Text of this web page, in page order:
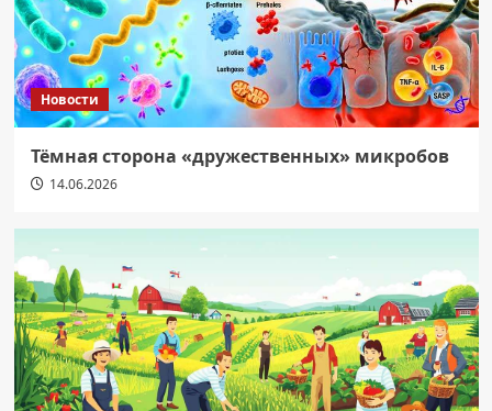
Новости
Тёмная сторона «дружественных» микробов
14.06.2026